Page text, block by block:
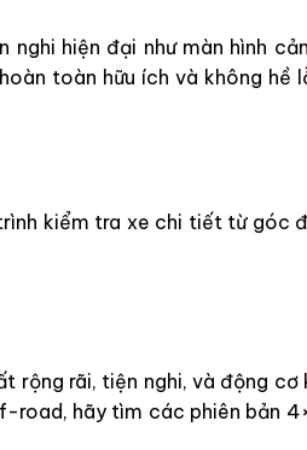
hiện đại như màn hình
toàn hữu ích và không hề
kiểm tra xe chi tiết từ góc
rộng rãi, tiện nghi, và động cơ
road, hãy tìm các phiên bản